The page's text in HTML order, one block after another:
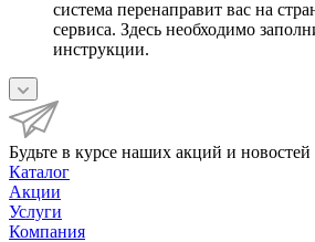
система перенаправит вас на
сервиса. Здесь необходимо
инструкции.
Будьте в курсе наших акций и новостей
Каталог
Акции
Услуги
Компания